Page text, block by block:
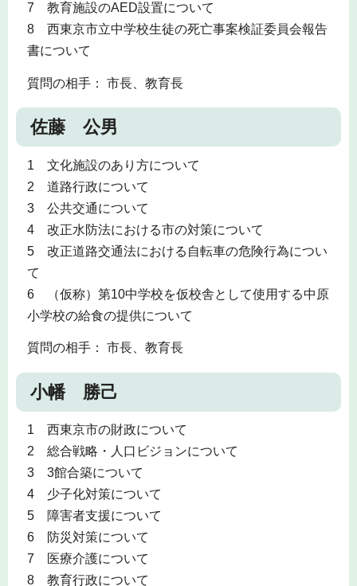
7 教育施設のAED設置について
8 西東京市立中学校生徒の死亡事案検証委員会報告
書について
質問の相手： 市長、教育長
佐藤 公男
1 文化施設のあり方について
2 道路行政について
3 公共交通について
4 改正水防法における市の対策について
5 改正道路交通法における自転車の危険行為につい
て
6 （仮称）第10中学校を仮校舎として使用する中原
小学校の給食の提供について
質問の相手： 市長、教育長
小幡 勝己
1 西東京市の財政について
2 総合戦略・人口ビジョンについて
3 3館合築について
4 少子化対策について
5 障害者支援について
6 防災対策について
7 医療介護について
8 教育行政について